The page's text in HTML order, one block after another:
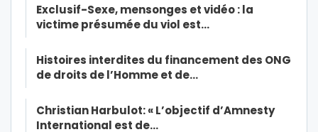
Exclusif-Sexe, mensonges et vidéo : la
victime présumée du viol est…
Histoires interdites du financement des ONG
de droits de l’Homme et de…
Christian Harbulot: « L’objectif d’Amnesty
International est de…